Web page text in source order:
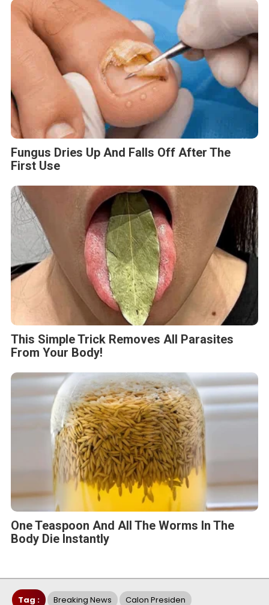
Fungus Dries Up And Falls Off After The
First Use
This Simple Trick Removes All Parasites
From Your Body!
One Teaspoon And All The Worms In The
Body Die Instantly
Tag : Breaking News Calon Presiden